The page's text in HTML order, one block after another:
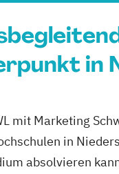
in
mit Marketing
in
absolvieren